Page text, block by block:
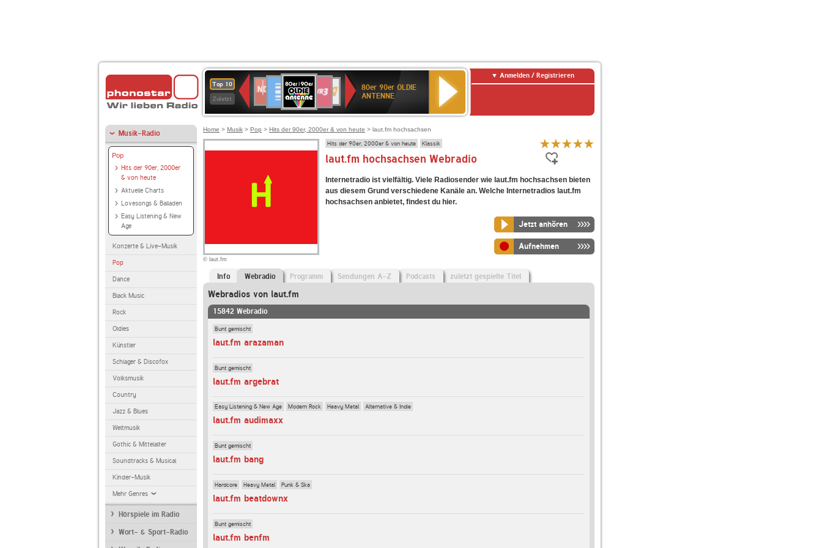
Top 10
Zuletzt
Deutschlandfunk
80er
90er
OLDIE
ANTENNE
SWR3
SWR
Kultur
NDR
2
80er 90er OLDIE
ANTENNE
Anmelden / Registrieren
Musik-Radio
Pop
Hits der 90er, 2000er
& von heute
Aktuelle Charts
Lovesongs & Balladen
Easy Listening & New
Age
Konzerte & Live-Musik
Pop
Dance
Black Music
Rock
Oldies
Künstler
Schlager & Discofox
Volksmusik
Country
Jazz & Blues
Weltmusik
Gothic & Mittelalter
Soundtracks & Musical
Kinder-Musik
Mehr Genres
Hörspiele im Radio
Wort- & Sport-Radio
Home > Musik > Pop > Hits der 90er, 2000er & von heute > laut.fm hochsachsen
© laut.fm
Hits der 90er, 2000er & von heute Klassik
laut.fm hochsachsen Webradio
Internetradio ist vielfältig. Viele Radiosender wie laut.fm hochsachsen bieten
aus diesem Grund verschiedene Kanäle an. Welche Internetradios laut.fm
hochsachsen anbietet, findest du hier.
Jetzt anhören
Aufnehmen
Info Webradio Programm Sendungen A-Z Podcasts zuletzt gespielte Titel
Webradios von laut.fm
15842 Webradio
Bunt gemischt
laut.fm arazaman
Bunt gemischt
laut.fm argebrat
Easy Listening & New Age Modern Rock Heavy Metal Alternative & Indie
laut.fm audimaxx
Bunt gemischt
laut.fm bang
Hardcore Heavy Metal Punk & Ska
laut.fm beatdownx
Bunt gemischt
laut.fm benfm